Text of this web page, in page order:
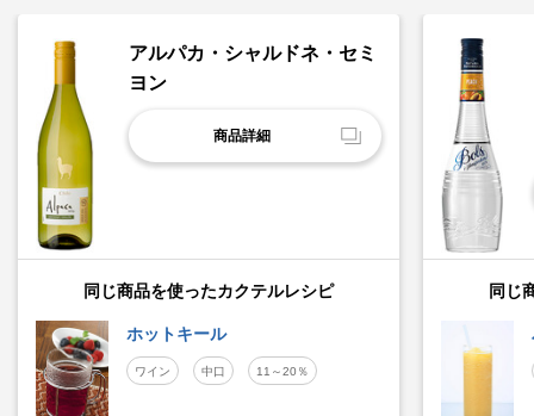
アルパカ・シャルドネ・セミ
ヨン
商品詳細
同じ商品を使ったカクテルレシピ
ホットキール
ワイン 中口 11～20％
同じ